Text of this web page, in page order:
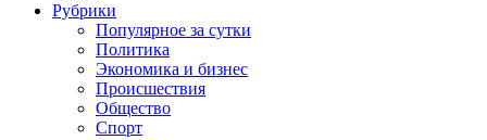
Рубрики
Популярное за сутки
Политика
Экономика и бизнес
Происшествия
Общество
Спорт